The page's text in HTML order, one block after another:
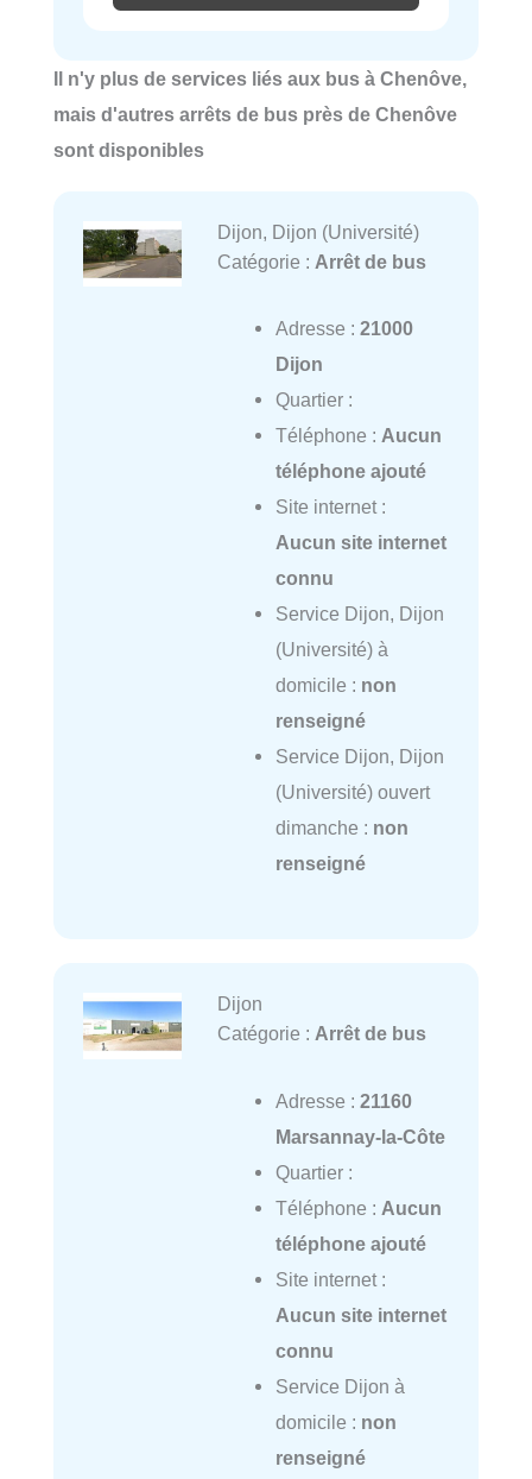
Il n'y plus de services liés aux bus à Chenôve,
mais d'autres arrêts de bus près de Chenôve
sont disponibles
Dijon, Dijon (Université)
Catégorie : Arrêt de bus
Adresse : 21000
Dijon
Quartier :
Téléphone : Aucun
téléphone ajouté
Site internet :
Aucun site internet
connu
Service Dijon, Dijon
(Université) à
domicile : non
renseigné
Service Dijon, Dijon
(Université) ouvert
dimanche : non
renseigné
Dijon
Catégorie : Arrêt de bus
Adresse : 21160
Marsannay-la-Côte
Quartier :
Téléphone : Aucun
téléphone ajouté
Site internet :
Aucun site internet
connu
Service Dijon à
domicile : non
renseigné